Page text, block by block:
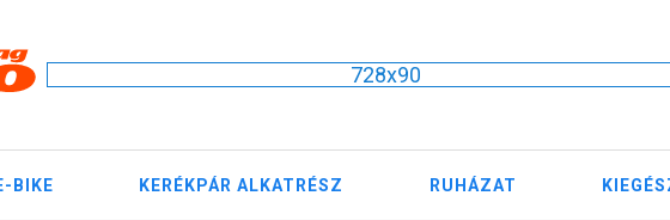
728x90
BIKE KERÉKPÁR ALKATRÉSZ RUHÁZAT